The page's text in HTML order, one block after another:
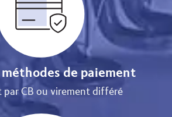
de paiement
par CB ou virement différé